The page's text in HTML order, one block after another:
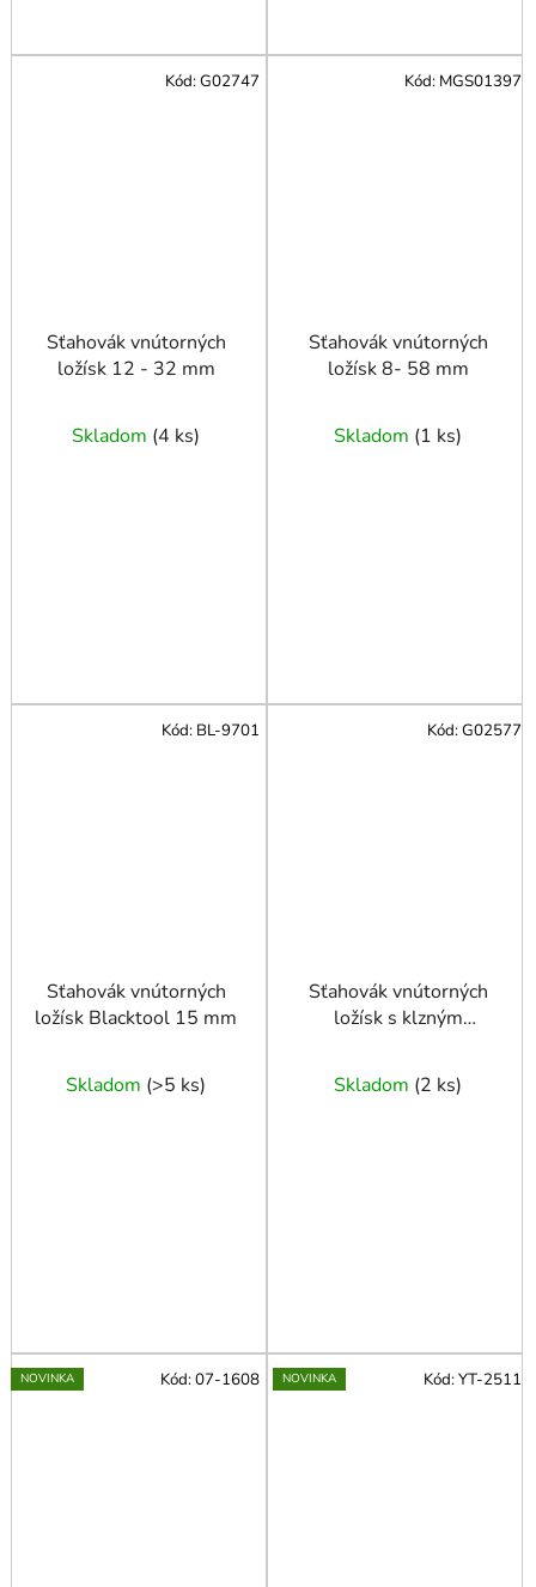
Sťahovák vnútorných
ložísk 12 - 32 mm
Skladom (4 ks)
Kód:G02747
Sťahovák vnútorných
ložísk 8- 58 mm
Skladom (1 ks)
Kód: MGS01397
Sťahovák vnútorných
ložísk Blacktool 15 mm
Skladom (>5 ks)
Kód: BL-9701
Sťahovák vnútorných
ložísk s klzným
Skladom (2 ks)
Kód:G02577
NOVINKA Kód:07-1608 NOVINKA Kód:YT-2511